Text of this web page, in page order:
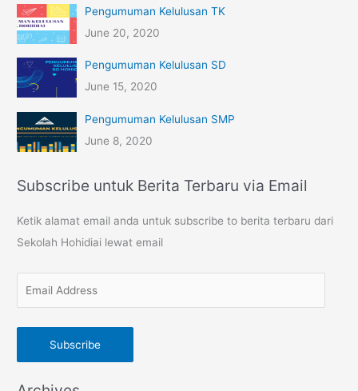
Pengumuman Kelulusan TK
June 20, 2020
Pengumuman Kelulusan SD
June 15, 2020
Pengumuman Kelulusan SMP
June 8, 2020
Subscribe untuk Berita Terbaru via Email
Ketik alamat email anda untuk subscribe to berita terbaru dari
Sekolah Hohidiai lewat email
a
Subscribe